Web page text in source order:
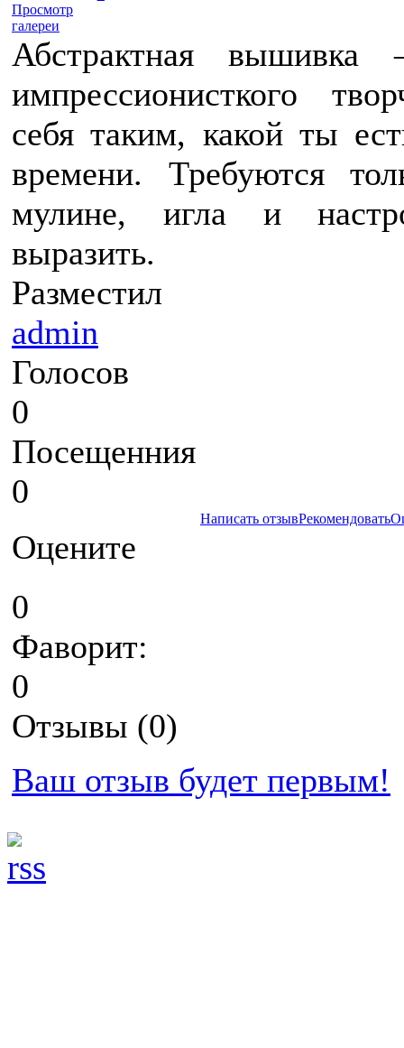
Просмотр
галереи
Абстрактная
импрессионисткого
себя таким, какой ты
времени. Требуются
мулине, игла и
выразить.
Разместил
admin
Голосов
0
Посещенния
0
Написать отзывРекомендовать
Оцените
0
Фаворит:
0
Отзывы (0)
Ваш отзыв будет первым!